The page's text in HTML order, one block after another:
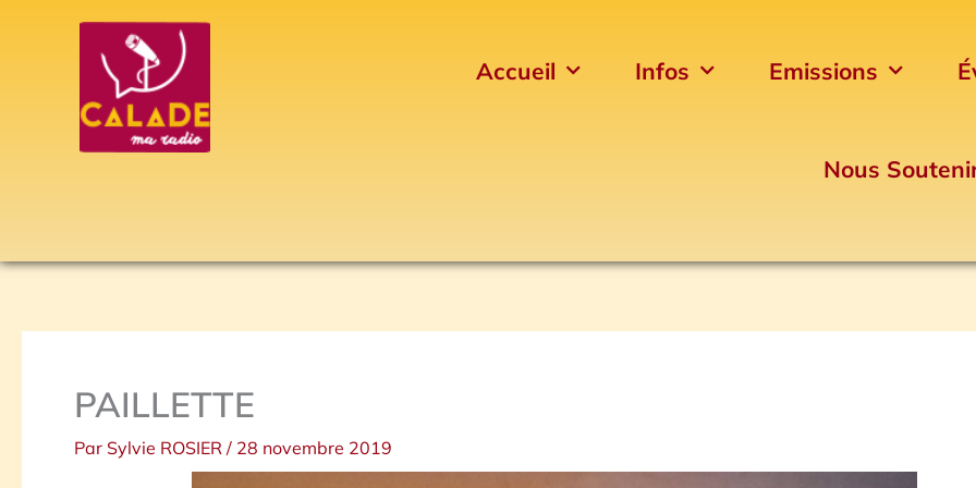
Accueil Infos Emissions
Nous
PAILLETTE
Par Sylvie ROSIER / 28 novembre 2019